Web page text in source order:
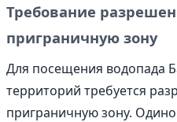
Требование
приграничную зону
Для посещения водопада
территорий требуется
приграничную зону.